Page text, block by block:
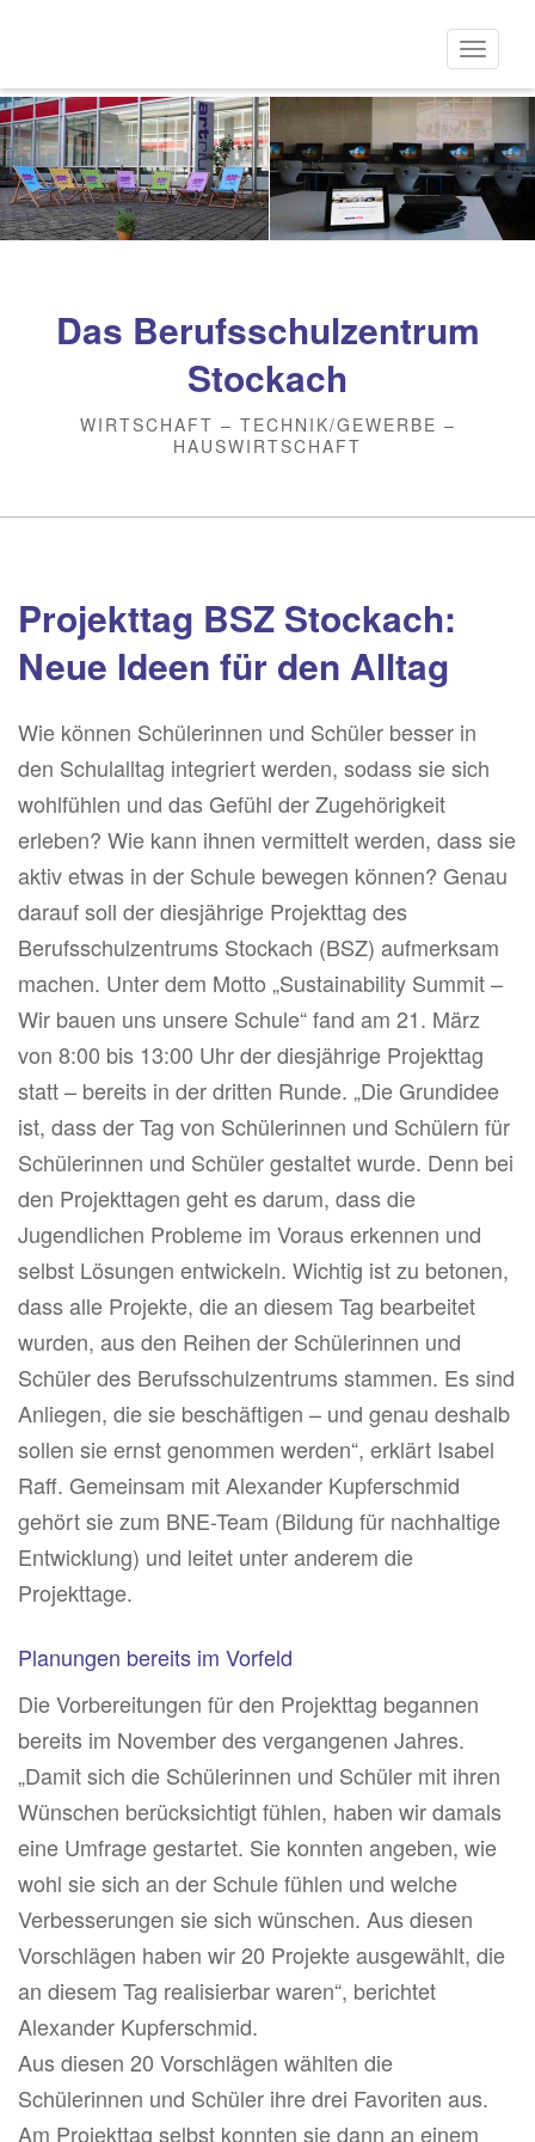
Inhalt
Das Berufsschulzentrum
Stockach
WIRTSCHAFT – TECHNIK/GEWERBE –
HAUSWIRTSCHAFT
Projekttag BSZ Stockach:
Neue Ideen für den Alltag
Wie können Schülerinnen und Schüler besser in
den Schulalltag integriert werden, sodass sie sich
wohlfühlen und das Gefühl der Zugehörigkeit
erleben? Wie kann ihnen vermittelt werden, dass sie
aktiv etwas in der Schule bewegen können? Genau
darauf soll der diesjährige Projekttag des
Berufsschulzentrums Stockach (BSZ) aufmerksam
machen. Unter dem Motto „Sustainability Summit –
Wir bauen uns unsere Schule“ fand am 21. März
von 8:00 bis 13:00 Uhr der diesjährige Projekttag
statt – bereits in der dritten Runde. „Die Grundidee
ist, dass der Tag von Schülerinnen und Schülern für
Schülerinnen und Schüler gestaltet wurde. Denn bei
den Projekttagen geht es darum, dass die
Jugendlichen Probleme im Voraus erkennen und
selbst Lösungen entwickeln. Wichtig ist zu betonen,
dass alle Projekte, die an diesem Tag bearbeitet
wurden, aus den Reihen der Schülerinnen und
Schüler des Berufsschulzentrums stammen. Es sind
Anliegen, die sie beschäftigen – und genau deshalb
sollen sie ernst genommen werden“, erklärt Isabel
Raff. Gemeinsam mit Alexander Kupferschmid
gehört sie zum BNE-Team (Bildung für nachhaltige
Entwicklung) und leitet unter anderem die
Projekttage.
Planungen bereits im Vorfeld
Die Vorbereitungen für den Projekttag begannen
bereits im November des vergangenen Jahres.
„Damit sich die Schülerinnen und Schüler mit ihren
Wünschen berücksichtigt fühlen, haben wir damals
eine Umfrage gestartet. Sie konnten angeben, wie
wohl sie sich an der Schule fühlen und welche
Verbesserungen sie sich wünschen. Aus diesen
Vorschlägen haben wir 20 Projekte ausgewählt, die
an diesem Tag realisierbar waren“, berichtet
Alexander Kupferschmid.
Aus diesen 20 Vorschlägen wählten die
Schülerinnen und Schüler ihre drei Favoriten aus.
Am Projekttag selbst konnten sie dann an einem